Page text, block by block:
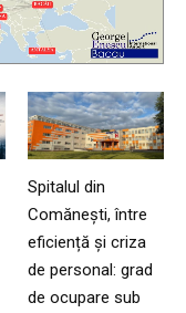
Spitalul din
Comănești, între
eficiență și criza
de personal: grad
de ocupare sub